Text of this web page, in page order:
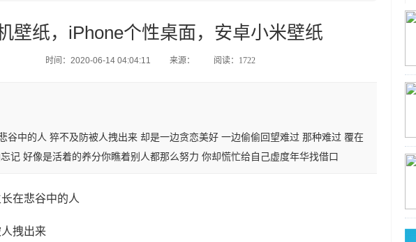
壁纸，iPhone个性桌面，安卓小米壁纸
时间：2020-06-14 04:04:11 来源： 阅读：1722
谷中的人 猝不及防被人拽出来 却是一边贪恋美好 一边偷偷回望难过 那种难过 覆在
记 好像是活着的养分你瞧着别人都那么努力 你却慌忙给自己虚度年华找借口
在悲谷中的人
拽出来